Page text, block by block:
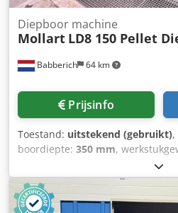
Babberich 64 km
Diepboor machine
Mollart LD8 150 Pellet
Prijsinfo
Toestand: uitstekend (gebruikt),
boordiepte: 350 mm,
,
- 150 Pellet Die Dcedpeyilgdjfx